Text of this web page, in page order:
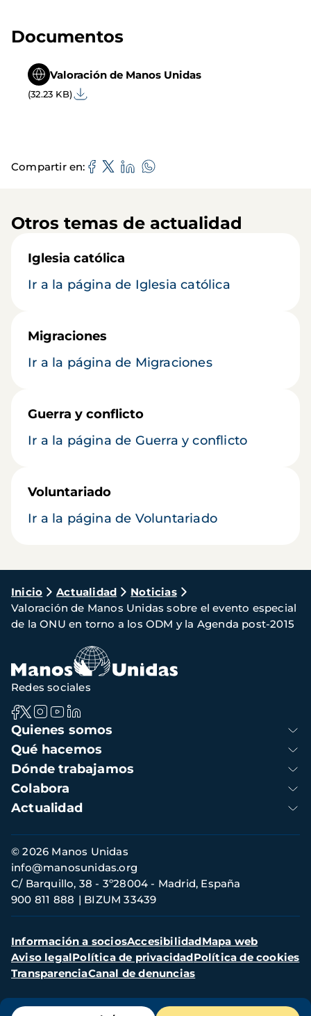
Documentos
Valoración de Manos Unidas
(32.23 KB)
Compartir en
Otros temas de actualidad
Iglesia católica
Ir a la página de Iglesia católica
Migraciones
Ir a la página de Migraciones
Guerra y conflicto
Ir a la página de Guerra y conflicto
Voluntariado
Ir a la página de Voluntariado
Ruta
de
navegación
Inicio Actualidad
Noticias
Valoración de Manos Unidas sobre el evento especial
de la ONU en torno a los ODM y la Agenda post-2015
Menú
Navegación
principal
Quienes somos
Qué hacemos
Dónde trabajamos
Colabora
Actualidad
Redes sociales
Información
de
contacto
© 2026 Manos Unidas
C/ Barquillo, 38 - 3º28004 - Madrid, España
900 811 888
BIZUM 33439
info@manosunidas.org
Menú
secundario
Información a sociosAccesibilidadMapa web
Aviso legalPolítica de privacidadPolítica de cookies
TransparenciaCanal de denuncias